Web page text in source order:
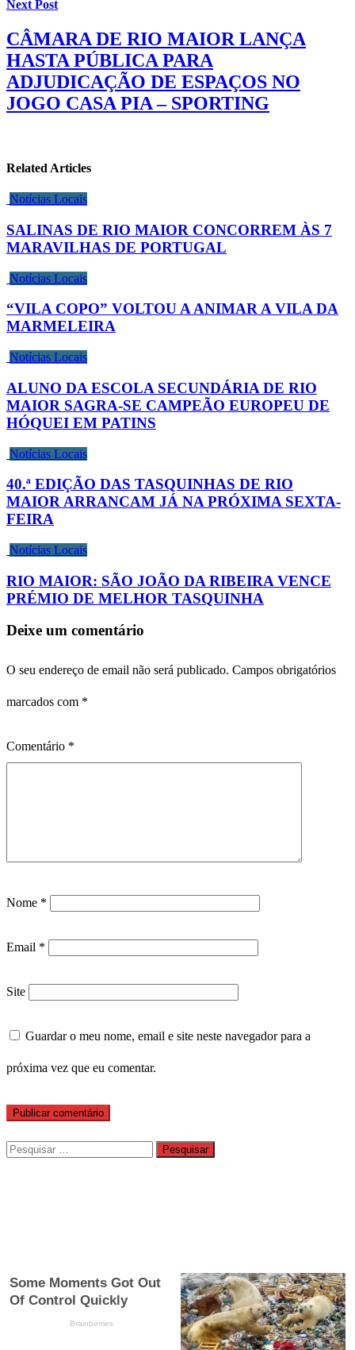
Next Post
CÂMARA DE RIO MAIOR LANÇA
HASTA PÚBLICA PARA
ADJUDICAÇÃO DE ESPAÇOS NO
JOGO CASA PIA – SPORTING
Related Articles
Notícias Locais
SALINAS DE RIO MAIOR CONCORREM ÀS 7
MARAVILHAS DE PORTUGAL
Notícias Locais
“VILA COPO” VOLTOU A ANIMAR A VILA DA
MARMELEIRA
Notícias Locais
ALUNO DA ESCOLA SECUNDÁRIA DE RIO
MAIOR SAGRA-SE CAMPEÃO EUROPEU DE
HÓQUEI EM PATINS
Notícias Locais
40.ª EDIÇÃO DAS TASQUINHAS DE RIO
MAIOR ARRANCAM JÁ NA PRÓXIMA SEXTA-
FEIRA
Notícias Locais
RIO MAIOR: SÃO JOÃO DA RIBEIRA VENCE
PRÉMIO DE MELHOR TASQUINHA
Deixe um comentário
O seu endereço de email não será publicado. Campos obrigatórios
marcados com *
Comentário *
Nome *
Email *
Site
Guardar o meu nome, email e site neste navegador para a
próxima vez que eu comentar.
Pesquisar
por: